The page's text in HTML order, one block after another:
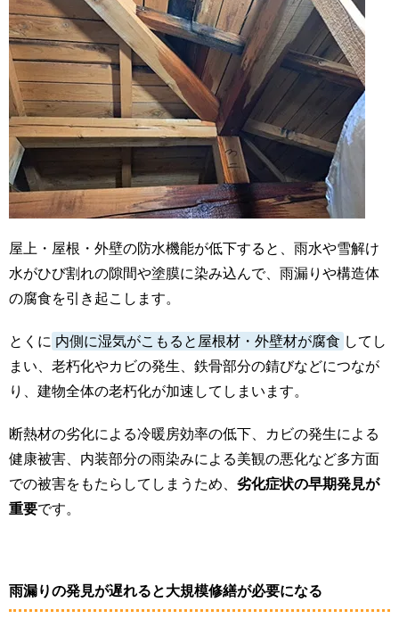
屋上・屋根・外壁の防水機能が低下すると、雨水や雪解け
水がひび割れの隙間や塗膜に染み込んで、雨漏りや構造体
の腐食を引き起こします。
とくに 内側に湿気がこもると屋根材・外壁材が腐食 してし
まい、老朽化やカビの発生、鉄骨部分の錆びなどにつなが
り、建物全体の老朽化が加速してしまいます。
断熱材の劣化による冷暖房効率の低下、カビの発生による
健康被害、内装部分の雨染みによる美観の悪化など多方面
での被害をもたらしてしまうため、 劣化症状の早期発見が
重要です。
雨漏りの発見が遅れると大規模修繕が必要になる